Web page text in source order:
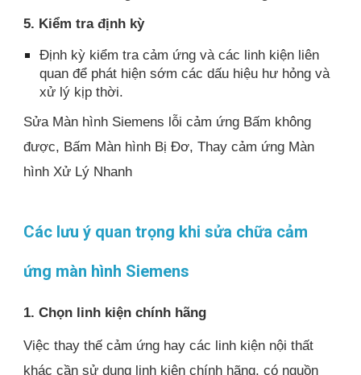
5. Kiểm tra định kỳ
Định kỳ kiểm tra cảm ứng và các linh kiện liên
quan để phát hiện sớm các dấu hiệu hư hỏng và
xử lý kịp thời.
Sửa Màn hình Siemens lỗi cảm ứng Bấm không
được, Bấm Màn hình Bị Đơ, Thay cảm ứng Màn
hình Xử Lý Nhanh
Các lưu ý quan trọng khi sửa chữa cảm
ứng màn hình Siemens
1. Chọn linh kiện chính hãng
Việc thay thế cảm ứng hay các linh kiện nội thất
khác cần sử dụng linh kiện chính hãng, có nguồn